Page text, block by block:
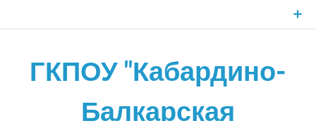
ГКПОУ "Кабардино-
Балкарская